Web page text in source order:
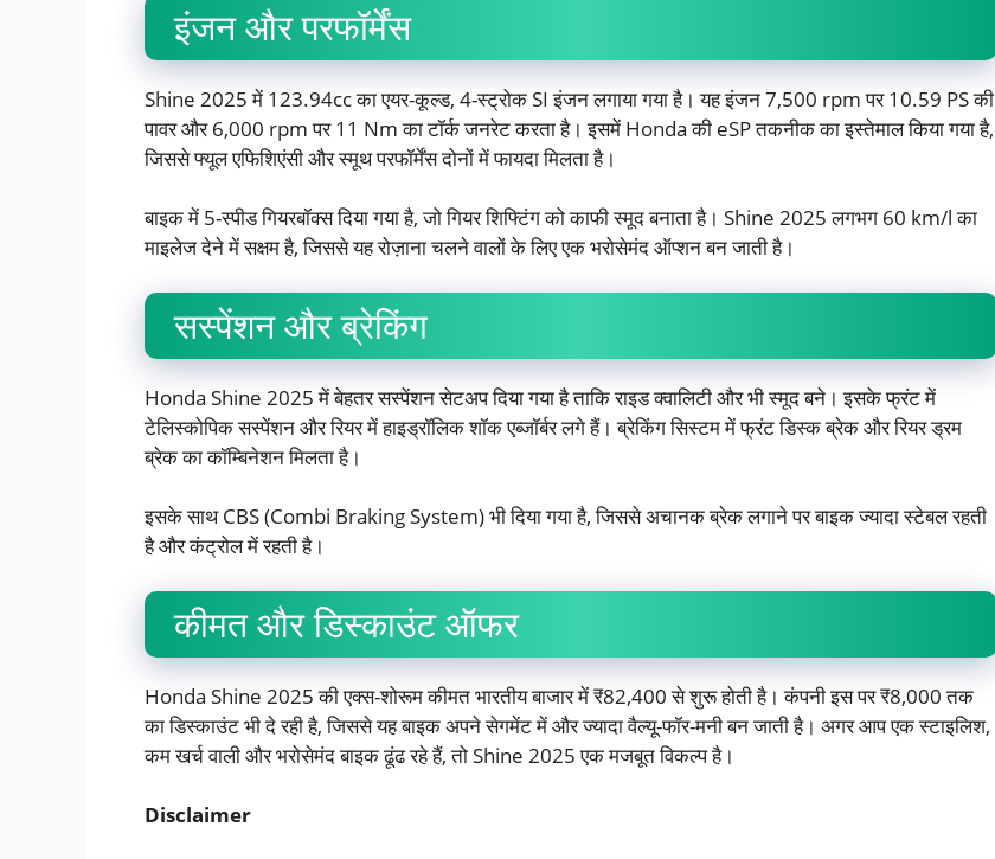
इंजन और परफॉर्मेंस
Shine 2025 में 123.94cc का एयर-कूल्ड, 4-स्ट्रोक SI इंजन लगाया गया है। यह इंजन 7,500 rpm पर 10.59 PS की
पावर और 6,000 rpm पर 11 Nm का टॉर्क जनरेट करता है। इसमें Honda की eSP तकनीक का इस्तेमाल किया गया है,
जिससे फ्यूल एफिशिएंसी और स्मूथ परफॉर्मेंस दोनों में फायदा मिलता है।
बाइक में 5-स्पीड गियरबॉक्स दिया गया है, जो गियर शिफ्टिंग को काफी स्मूद बनाता है। Shine 2025 लगभग 60 km/l का
माइलेज देने में सक्षम है, जिससे यह रोज़ाना चलने वालों के लिए एक भरोसेमंद ऑप्शन बन जाती है।
सस्पेंशन और ब्रेकिंग
Honda Shine 2025 में बेहतर सस्पेंशन सेटअप दिया गया है ताकि राइड क्वालिटी और भी स्मूद बने। इसके फ्रंट में
टेलिस्कोपिक सस्पेंशन और रियर में हाइड्रॉलिक शॉक एब्जॉर्बर लगे हैं। ब्रेकिंग सिस्टम में फ्रंट डिस्क ब्रेक और रियर ड्रम
ब्रेक का कॉम्बिनेशन मिलता है।
इसके साथ CBS (Combi Braking System) भी दिया गया है, जिससे अचानक ब्रेक लगाने पर बाइक ज्यादा स्टेबल रहती
है और कंट्रोल में रहती है।
कीमत और डिस्काउंट ऑफर
Honda Shine 2025 की एक्स-शोरूम कीमत भारतीय बाजार में ₹82,400 से शुरू होती है। कंपनी इस पर ₹8,000 तक
का डिस्काउंट भी दे रही है, जिससे यह बाइक अपने सेगमेंट में और ज्यादा वैल्यू-फॉर-मनी बन जाती है। अगर आप एक स्टाइलिश,
कम खर्च वाली और भरोसेमंद बाइक ढूंढ रहे हैं, तो Shine 2025 एक मजबूत विकल्प है।
Disclaimer